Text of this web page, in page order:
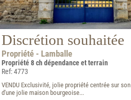
Discrétion souhaitée
Propriété - Lamballe
Propriété 8 ch dépendance et terrain
Ref: 4773
VENDU Exclusivité, jolie propriété centrée sur
d'une jolie maison bourgeoise...